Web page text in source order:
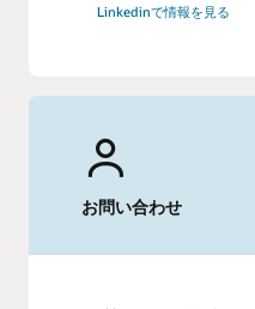
Linkedinで情報を見る
お問い合わせ